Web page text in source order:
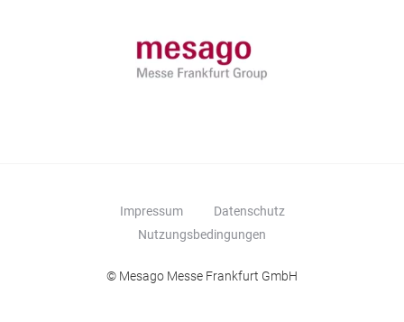
Impressum
Datenschutz
Nutzungsbedingungen
© Mesago Messe Frankfurt GmbH